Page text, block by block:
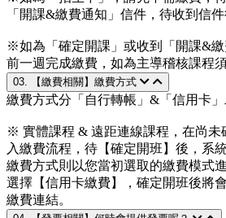
「開課&繳費通知」信件，待收到信
※如為「確定開課」或收到「開課&
前一週完成繳費，如為主導稽核課程
03. 【繳費相關】繳費方式
繳費方式分「自行轉帳」&「信用卡
※ 實體課程 & 遠距連線課程，在尚未
入繳費流程，待【確定開班】後，系
繳費方式則以您當初選取的繳費模式
選擇【信用卡繳費】，確定開班後將
繳費連結。